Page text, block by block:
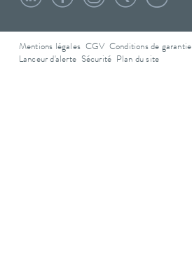
Mentions légales CGV Conditions de garantie
Lanceur d'alerte Sécurité Plan du site